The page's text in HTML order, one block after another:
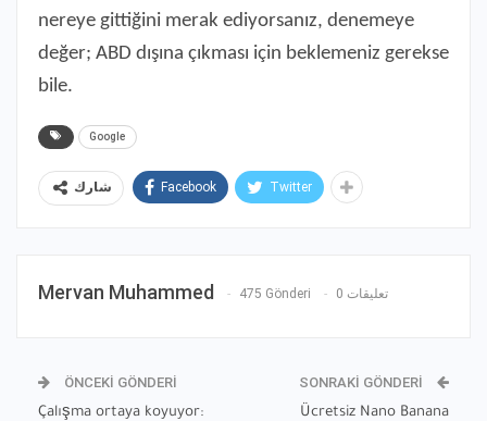
nereye gittiğini merak ediyorsanız, denemeye
değer; ABD dışına çıkması için beklemeniz gerekse
bile.
Google
شارك Facebook Twitter
Mervan Muhammed 475 Gönderi 0 تعليقات
ÖNCEKI GÖNDERI
Çalışma ortaya koyuyor:
SONRAKI GÖNDERI
Ücretsiz Nano Banana